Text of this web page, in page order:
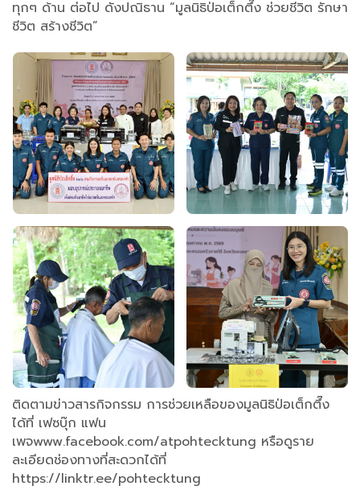
ทุกๆ ด้าน ต่อไป ดังปณิธาน “มูลนิธิป่อเต็กตึ๊ง ช่วยชีวิต รักษา
ชีวิต สร้างชีวิต”
ติดตามข่าวสารกิจกรรม การช่วยเหลือของมูลนิธิป่อเต็กตึ๊ง
ได้ที่ เฟซบุ๊ก แฟน
เพจwww.facebook.com/atpohtecktung หรือดูราย
ละเอียดช่องทางที่สะดวกได้ที่
https://linktr.ee/pohtecktung